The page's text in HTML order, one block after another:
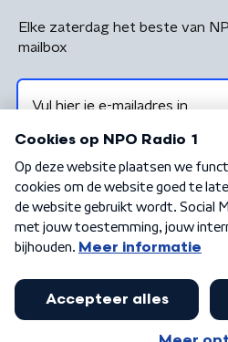
Elke zaterdag het beste van
mailbox
Algemene voorwaarden